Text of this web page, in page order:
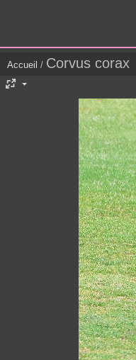
Accueil / Corvus corax